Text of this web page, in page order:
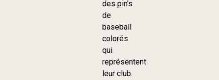
des pin's
de
baseball
colorés
qui
représentent
leur club.